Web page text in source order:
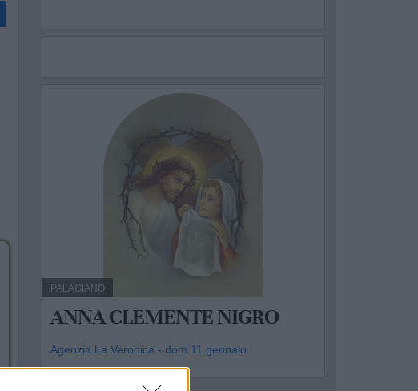
PALAGIANO
ANNA CLEMENTE NIGRO
Agenzia La Veronica - dom 11 gennaio